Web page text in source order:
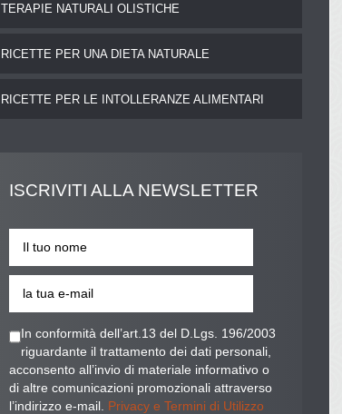
TERAPIE NATURALI OLISTICHE
RICETTE PER UNA DIETA NATURALE
RICETTE PER LE INTOLLERANZE ALIMENTARI
ISCRIVITIALLA NEWSLETTER
In conformità dell’art.13 del D.Lgs. 196/2003
riguardante il trattamento dei dati personali,
acconsento all’invio di materiale informativo o
di altre comunicazioni promozionali attraverso
l’indirizzo e-mail. Privacy e Termini di Utilizzo